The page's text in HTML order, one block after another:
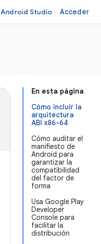
Android Studio Acceder
En esta página
Cómo incluir la
arquitectura
ABI x86-64
Cómo auditar el
manifiesto de
Android para
garantizar la
compatibilidad
del factor de
forma
Usa Google Play
Developer
Console para
facilitar la
distribución